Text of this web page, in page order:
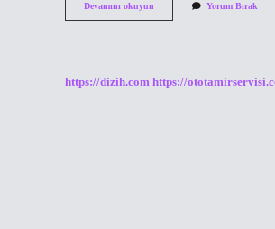
Devamını okuyun
Çiçeği
Yorum Bırak
https://dizih.com https://